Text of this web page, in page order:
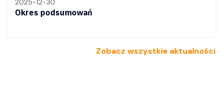
Okres podsumowań
Zobacz wszystkie aktualności